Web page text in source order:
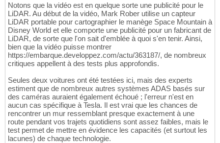
Notons que la vidéo est en quelque sorte une publicité pour le
LiDAR. Au début de la vidéo, Mark Rober utilise un capteur
LiDAR portable pour cartographier le manège Space Mountain à
Disney World et elle comporte une publicité pour un fabricant de
LiDAR, de sorte que l'on sait d'emblée à quoi s'en tenir. Ainsi,
bien que la vidéo puisse montrer
https://embarque.developpez.com/actu/363187/, de nombreux
critiques appellent à des tests plus approfondis.
Seules deux voitures ont été testées ici, mais des experts
estiment que de nombreux autres systèmes ADAS basés sur
des caméras auraient également échoué ; l'erreur n'est en
aucun cas spécifique à Tesla. Il est vrai que les chances de
rencontrer un mur ressemblant presque exactement à une
route pendant vos trajets quotidiens sont assez faibles, mais le
test permet de mettre en évidence les capacités (et surtout les
lacunes) de chaque technologie.